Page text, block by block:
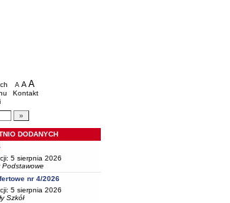
Częstochowa
A pomniejsz czcionkę
A standardowy rozmiar czcionki
A
Kontakt
DODANYCH
5 sierpnia 2026
Podstawowe
nr 4/2026
5 sierpnia 2026
Szkół